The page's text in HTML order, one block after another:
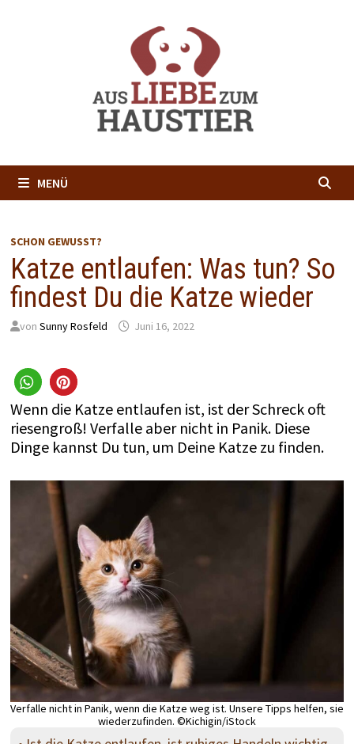
MENÜ
SCHON GEWUSST?
Katze entlaufen: Was tun? So
findest Du die Katze wieder
von Sunny Rosfeld Juni 16, 2022
Wenn die Katze entlaufen ist, ist der Schreck oft
riesengroß! Verfalle aber nicht in Panik. Diese
Dinge kannst Du tun, um Deine Katze zu finden.
Verfalle nicht in Panik, wenn die Katze weg ist. Unsere Tipps helfen, sie
wiederzufinden. ©Kichigin/iStock